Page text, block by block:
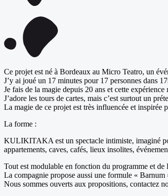
Ce projet est né à Bordeaux au Micro Teatro, un
J’y ai joué un 17 minutes pour 17 personnes dans
Je fais de la magie depuis 20 ans et cette
J’adore les tours de cartes, mais c’est surtout un
La magie de ce projet est très influencée et
La forme :
KULIKITAKA est un spectacle intimiste, imaginé
appartements, caves, cafés, lieux insolites,
Tout est modulable en fonction du programme et de
La compagnie propose aussi une formule « Barnum
Nous sommes ouverts aux propositions, contactez